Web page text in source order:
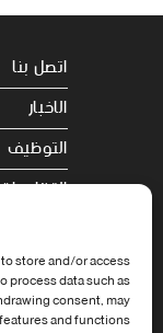
store and/or access
data such as
consent, may
and functions.
اتصل بنا
الاخبار
التوظيف
التظاهرات
(EU)